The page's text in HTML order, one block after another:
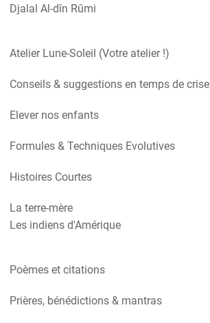
Djalal Al-dîn Rûmi
Atelier Lune-Soleil (Votre atelier !)
Conseils & suggestions en temps de crise
Elever nos enfants
Formules & Techniques Evolutives
Histoires Courtes
La terre-mère
Les indiens d'Amérique
Poèmes et citations
Prières, bénédictions & mantras